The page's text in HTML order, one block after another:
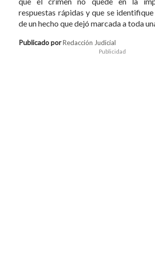
respuestas rápidas y que se
de un hecho que dejó marcada a toda
Publicado porRedacción Judicial
Publicidad